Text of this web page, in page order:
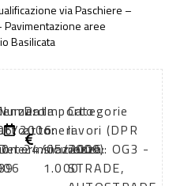
via Paschiere –
aree
Basilicata
2006
Data
atto:
24/05/2006
Importo
oneri
sicurezza:
1.000
Categorie
lavori (DPR
2000): OG3 -
STRADE,